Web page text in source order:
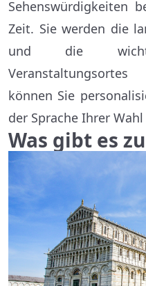
Sehenswürdigkeiten
Zeit. Sie werden die
und die
können Sie
der Sprache Ihrer
Was gibt es